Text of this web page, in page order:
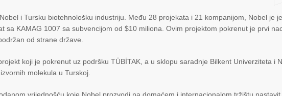
i Tursku biotehnološku industriju. Među 28 projekata i 21 kompanijom, Nobel je
sa KAMAG 1007 sa subvencijom od $10 miliona. Ovim projektom pokrenut je prvi
od strane države.
koji je pokrenut uz podršku TÜBİTAK, a u sklopu saradnje Bilkent Univerziteta i
molekula u Turskoj.